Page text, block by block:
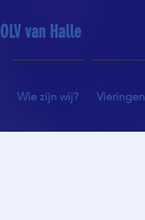
OLV van Halle
Wie zijn wij? Vieringen